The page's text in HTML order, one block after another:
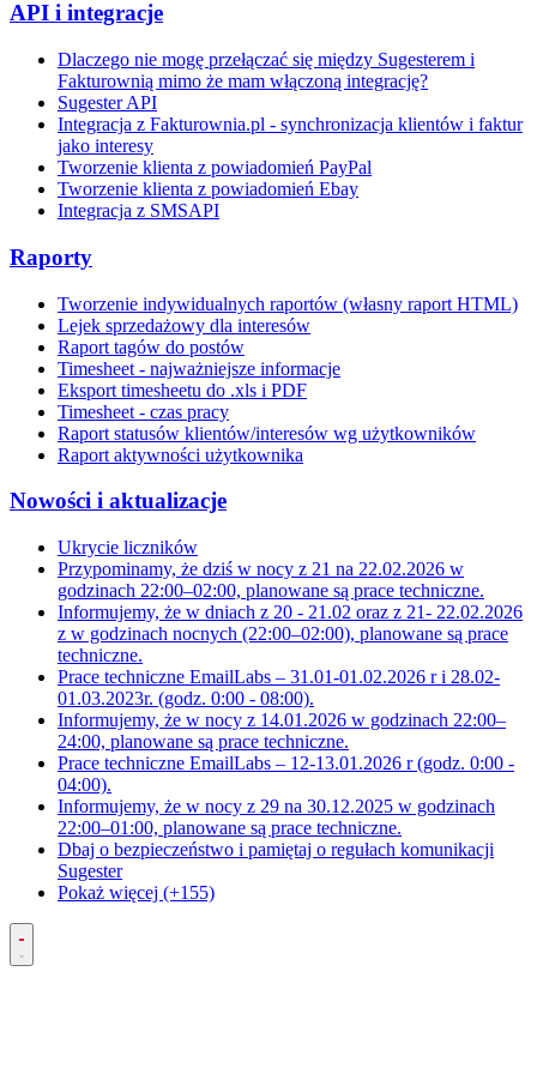
API i integracje
Dlaczego nie mogę przełączać się między Sugesterem i
Fakturownią mimo że mam włączoną integrację?
Sugester API
Integracja z Fakturownia.pl - synchronizacja klientów i faktur
jako interesy
Tworzenie klienta z powiadomień PayPal
Tworzenie klienta z powiadomień Ebay
Integracja z SMSAPI
Raporty
Tworzenie indywidualnych raportów (własny raport HTML)
Lejek sprzedażowy dla interesów
Raport tagów do postów
Timesheet - najważniejsze informacje
Eksport timesheetu do .xls i PDF
Timesheet - czas pracy
Raport statusów klientów/interesów wg użytkowników
Raport aktywności użytkownika
Nowości i aktualizacje
Ukrycie liczników
Przypominamy, że dziś w nocy z 21 na 22.02.2026 w
godzinach 22:00–02:00, planowane są prace techniczne.
Informujemy, że w dniach z 20 - 21.02 oraz z 21- 22.02.2026
z w godzinach nocnych (22:00–02:00), planowane są prace
techniczne.
Prace techniczne EmailLabs – 31.01-01.02.2026 r i 28.02-
01.03.2023r. (godz. 0:00 - 08:00).
Informujemy, że w nocy z 14.01.2026 w godzinach 22:00–
24:00, planowane są prace techniczne.
Prace techniczne EmailLabs – 12-13.01.2026 r (godz. 0:00 -
04:00).
Informujemy, że w nocy z 29 na 30.12.2025 w godzinach
22:00–01:00, planowane są prace techniczne.
Dbaj o bezpieczeństwo i pamiętaj o regułach komunikacji
Sugester
Pokaż więcej (+155)